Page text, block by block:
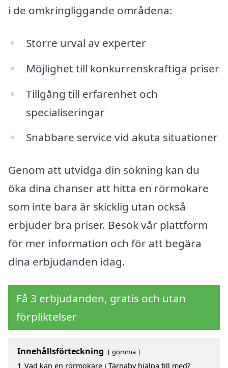
i de omkringliggande områdena:
Större urval av experter
Möjlighet till konkurrenskraftiga priser
Tillgång till erfarenhet och
specialiseringar
Snabbare service vid akuta situationer
Genom att utvidga din sökning kan du
öka dina chanser att hitta en rörmokare
som inte bara är skicklig utan också
erbjuder bra priser. Besök vår plattform
för mer information och för att begära
dina erbjudanden idag.
Få 3 erbjudanden, gratis och utan
förpliktelser
Innehållsförteckning gömma
1 Vad kan en rörmokare i Tärnaby hjälpa till med?